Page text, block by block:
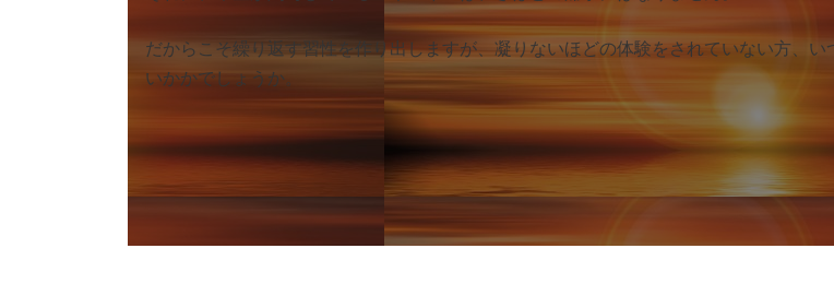
だからこそ繰り返す習性を作り出しますが、凝りないほどの体験をされていない方、
いかかでしょうか。